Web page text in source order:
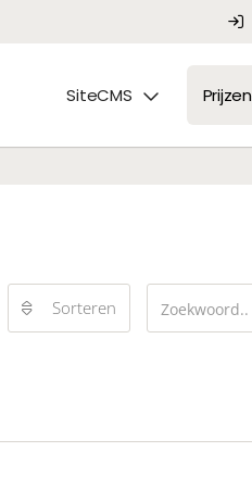
Sorteren
SiteCMS Prijzen